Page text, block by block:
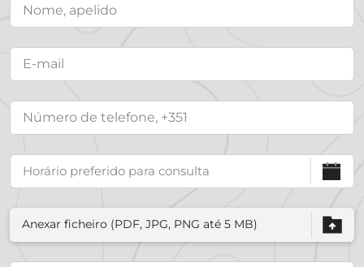
Anexar ficheiro (PDF, JPG, PNG até 5 MB)